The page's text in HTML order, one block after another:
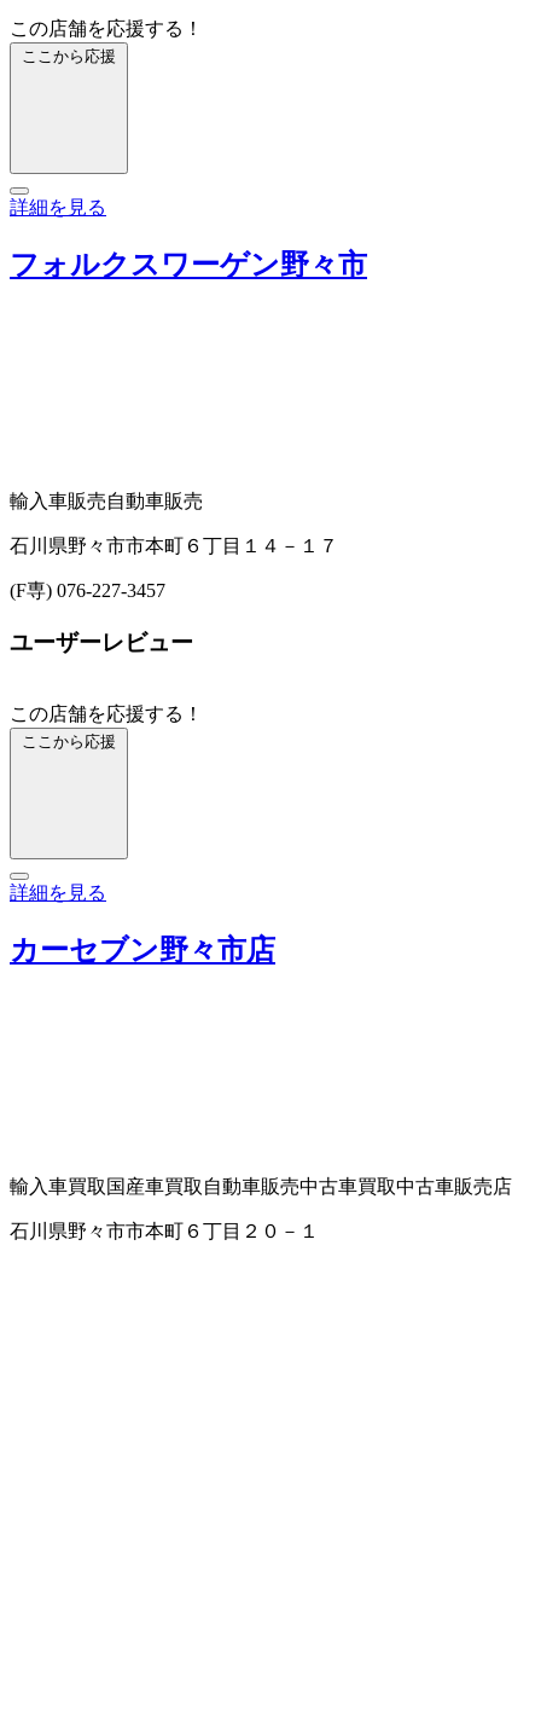
この店舗を応援する！
ここから応援
詳細を見る
フォルクスワーゲン野々市
輸入車販売自動車販売
石川県野々市市本町６丁目１４－１７
(F専) 076-227-3457
ユーザーレビュー
この店舗を応援する！
ここから応援
詳細を見る
カーセブン野々市店
輸入車買取 国産車買取 自動車販売中古車買取中古車販売店
石川県野々市市本町６丁目２０－１